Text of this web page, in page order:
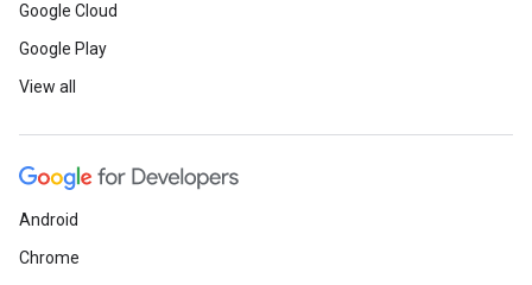
Google Cloud
Google Play
View all
Android
Chrome